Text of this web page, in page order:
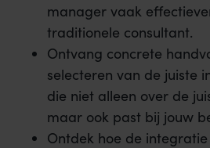
manager vaak
traditionele consultant.
Ontvang concrete
selecteren van de juiste
die niet alleen over de
maar ook past bij jouw
Ontdek hoe de